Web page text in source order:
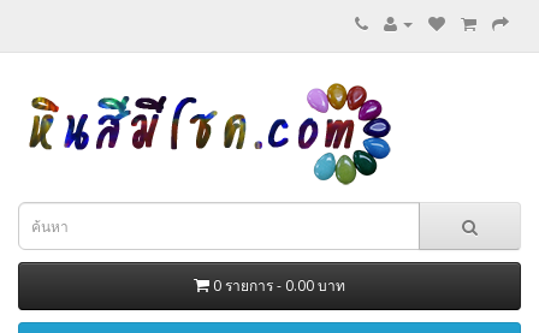
0 รายการ - 0.00 บาท